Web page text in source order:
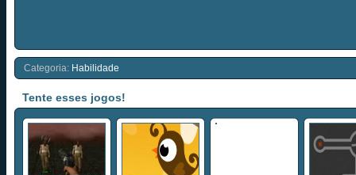
Categoria: Habilidade
Tente esses jogos!